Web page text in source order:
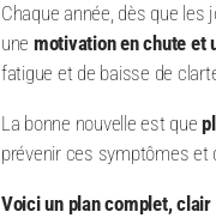
Chaque année, dès que
une motivation en chute et
fatigue et de baisse de
La bonne nouvelle est que
prévenir ces symptômes et
Voici un plan complet,